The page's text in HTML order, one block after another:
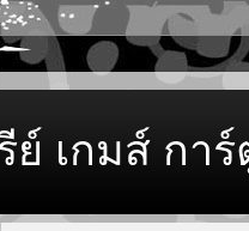
เกมส์ กา